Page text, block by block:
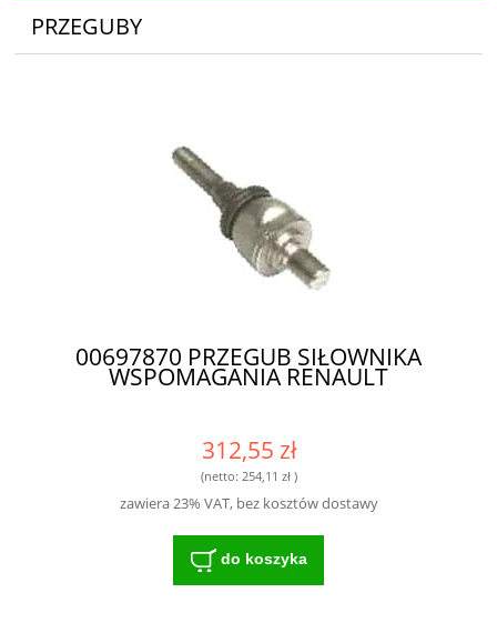
PRZEGUBY
00697870 PRZEGUB SIŁOWNIKA
WSPOMAGANIA RENAULT
312,55 zł
(netto: 254,11 zł)
zawiera 23% VAT, bez kosztów dostawy
do koszyka